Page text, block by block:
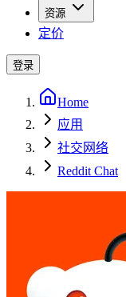
资源
定价
登录
Home
应用
社交网络
Reddit Chat